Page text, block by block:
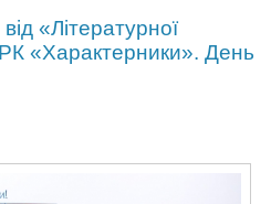
«Літературної
«Характерники». День